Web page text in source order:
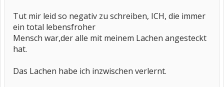
Tut mir leid so negativ zu schreiben, ICH, die immer
ein total lebensfroher
Mensch war,der alle mit meinem Lachen angesteckt
hat.
Das Lachen habe ich inzwischen verlernt.